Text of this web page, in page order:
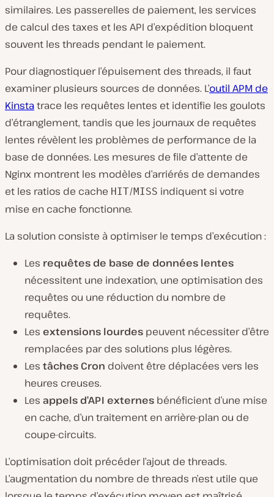
similaires. Les passerelles de paiement, les services
de calcul des taxes et les API d’expédition bloquent
souvent les threads pendant le paiement.
Pour diagnostiquer l’épuisement des threads, il faut
examiner plusieurs sources de données. L’outil APM de
Kinstatrace les requêtes lentes et identifie les goulots
d’étranglement, tandis que les journaux de requêtes
lentes révèlent les problèmes de performance de la
base de données. Les mesures de file d’attente de
Nginx montrent les modèles d’arriérés de demandes
et les ratios de cache HIT/MISS indiquent si votre
mise en cache fonctionne.
La solution consiste à optimiser le temps d’exécution :
Les requêtes de base de données lentes
nécessitent une indexation, une optimisation des
requêtes ou une réduction du nombre de
requêtes.
Les extensions lourdes peuvent nécessiter d’être
remplacées par des solutions plus légères.
Les tâches Cron doivent être déplacées vers les
heures creuses.
Les appels d’API externes bénéficient d’une mise
en cache, d’un traitement en arrière-plan ou de
coupe-circuits.
L’optimisation doit précéder l’ajout de threads.
L’augmentation du nombre de threads n’est utile que